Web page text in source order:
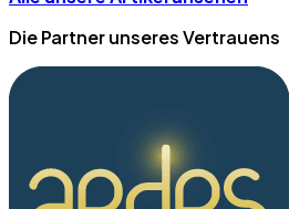
Die Partner unseres Vertrauens